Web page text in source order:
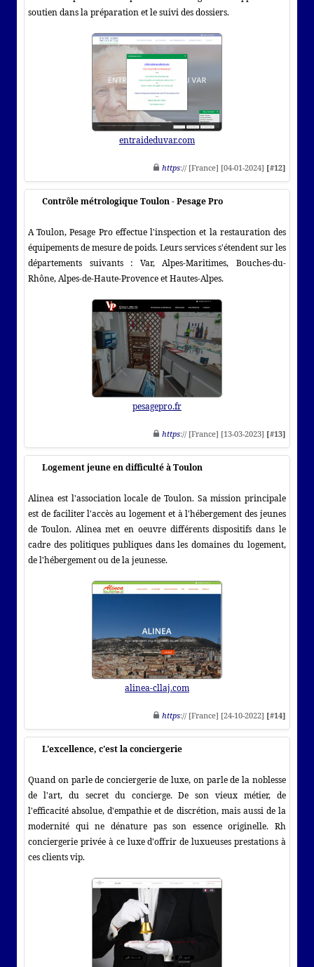
soutien dans la préparation et le suivi des dossiers.
entraideduvar.com
https:// [France] [04-01-2024] [#12]
Contrôle métrologique Toulon - Pesage Pro
A Toulon, Pesage Pro effectue l'inspection et la restauration des
équipements de mesure de poids. Leurs services s'étendent sur les
départements suivants : Var, Alpes-Maritimes, Bouches-du-
Rhône, Alpes-de-Haute-Provence et Hautes-Alpes.
pesagepro.fr
https:// [France] [13-03-2023] [#13]
Logement jeune en difficulté à Toulon
Alinea est l'association locale de Toulon. Sa mission principale
est de faciliter l'accès au logement et à l'hébergement des jeunes
de Toulon. Alinea met en oeuvre différents dispositifs dans le
cadre des politiques publiques dans les domaines du logement,
de l'hébergement ou de la jeunesse.
alinea-cllaj.com
https:// [France] [24-10-2022] [#14]
L'excellence, c'est la conciergerie
Quand on parle de conciergerie de luxe, on parle de la noblesse
de l'art, du secret du concierge. De son vieux métier, de
l'efficacité absolue, d'empathie et de discrétion, mais aussi de la
modernité qui ne dénature pas son essence originelle. Rh
conciergerie privée à ce luxe d'offrir de luxueuses prestations à
ces clients vip.